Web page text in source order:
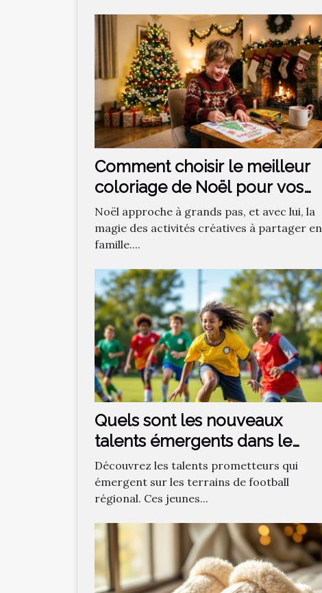
Comment choisir le meilleur
coloriage de Noël pour vos
enfants ?
Noël approche à grands pas, et avec lui, la
magie des activités créatives à partager en
famille....
Quels sont les nouveaux
talents émergents dans le
football régional ?
Découvrez les talents prometteurs qui
émergent sur les terrains de football
régional. Ces jeunes...